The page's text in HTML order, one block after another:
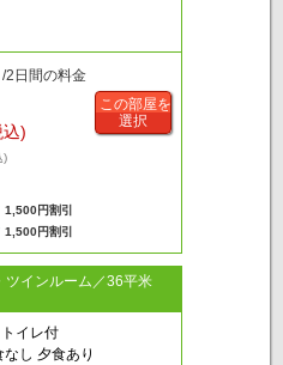
日間の料金
)
)
1,500円割引
1,500円割引
この部屋を
選択
ツインルーム／36平米
イレ付
なし 夕食あり